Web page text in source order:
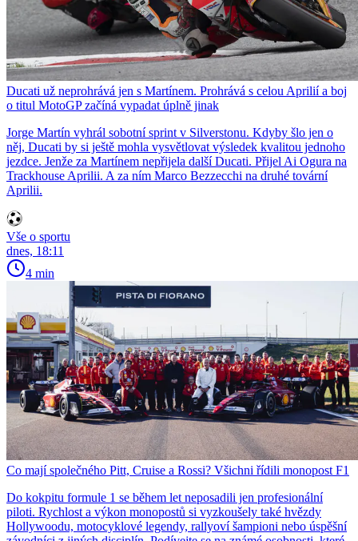
Ducati už neprohrává jen s Martínem. Prohrává s celou Aprilií a boj
o titul MotoGP začíná vypadat úplně jinak
Jorge Martín vyhrál sobotní sprint v Silverstonu. Kdyby šlo jen o
něj, Ducati by si ještě mohla vysvětlovat výsledek kvalitou jednoho
jezdce. Jenže za Martínem nepřijela další Ducati. Přijel Ai Ogura na
Trackhouse Aprilii. A za ním Marco Bezzecchi na druhé tovární
Aprilii.
Vše o sportu
dnes, 18:11
4 min
Co mají společného Pitt, Cruise a Rossi? Všichni řídili monopost F1
Do kokpitu formule 1 se během let neposadili jen profesionální
piloti. Rychlost a výkon monopostů si vyzkoušely také hvězdy
Hollywoodu, motocyklové legendy, rallyoví šampioni nebo úspěšní